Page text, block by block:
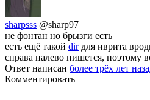
sharpsss @sharp97
не фонтан но брызги есть
есть ещё такой dirдля иврита
справа налево пишется, поэтому
Ответ написан более трёх лет
Комментировать